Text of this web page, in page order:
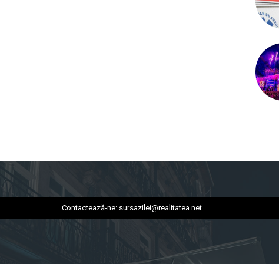
Contactează-ne: sursazilei@realitatea.net